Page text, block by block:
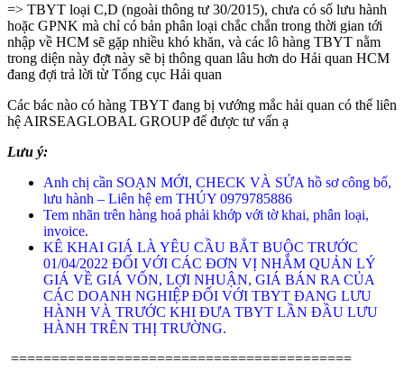
=> TBYT loại C,D (ngoài thông tư 30/2015), chưa có số lưu hành
hoặc GPNK mà chỉ có bản phân loại chắc chắn trong thời gian tới
nhập về HCM sẽ gặp nhiều khó khăn, và các lô hàng TBYT nằm
trong diện này đợt này sẽ bị thông quan lâu hơn do Hải quan HCM
đang đợi trả lời từ Tổng cục Hải quan
Các bác nào có hàng TBYT đang bị vướng mắc hải quan có thể liên
hệ AIRSEAGLOBAL GROUP để được tư vấn ạ
Lưu ý:
Anh chị cần SOẠN MỚI, CHECK VÀ SỬA hồ sơ công bố,
lưu hành – Liên hệ em THÚY 0979785886
Tem nhãn trên hàng hoá phải khớp với tờ khai, phân loại,
invoice.
KÊ KHAI GIÁ LÀ YÊU CẦU BẮT BUỘC TRƯỚC
01/04/2022 ĐỐI VỚI CÁC ĐƠN VỊ NHẰM QUẢN LÝ
GIÁ VỀ GIÁ VỐN, LỢI NHUẬN, GIÁ BÁN RA CỦA
CÁC DOANH NGHIỆP ĐỐI VỚI TBYT ĐANG LƯU
HÀNH VÀ TRƯỚC KHI ĐƯA TBYT LẦN ĐẦU LƯU
HÀNH TRÊN THỊ TRƯỜNG.
==========================================